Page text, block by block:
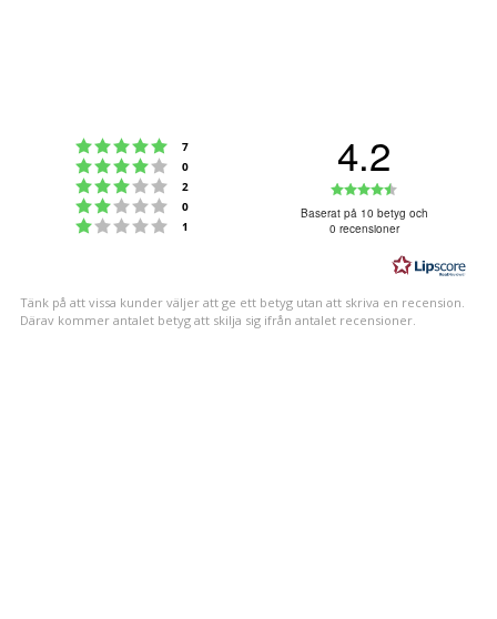
Betyg: 5 utav 5 stjärnor
7
Betyg: 4 utav 5 stjärnor
0
Betyg: 3 utav 5 stjärnor
2
Betyg: 2 utav 5 stjärnor
0
Betyg: 1 utav 5 stjärnor
1
4.2
4.2
utav
5
stjärnor
Baserat på 10 betyg och
0 recensioner
Tänk på att vissa kunder väljer att ge ett betyg utan att skriva en recension.
Därav kommer antalet betyg att skilja sig ifrån antalet recensioner.